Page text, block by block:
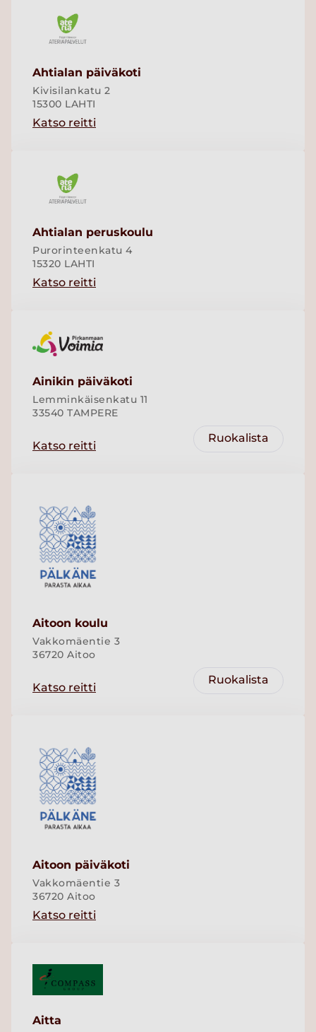
Ahtialan päiväkoti
Kivisilankatu 2
15300 LAHTI
Katso reitti
Ahtialan peruskoulu
Purorinteenkatu 4
15320 LAHTI
Katso reitti
Ainikin päiväkoti
Lemminkäisenkatu 11
33540 TAMPERE
Katso reitti
Ruokalista
Aitoon koulu
Vakkomäentie 3
36720 Aitoo
Katso reitti
Ruokalista
Aitoon päiväkoti
Vakkomäentie 3
36720 Aitoo
Katso reitti
Aitta